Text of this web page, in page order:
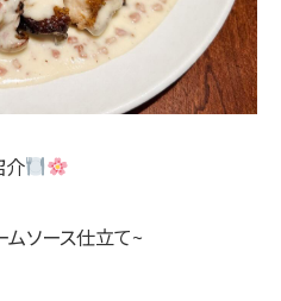
介
ムソース仕立て~